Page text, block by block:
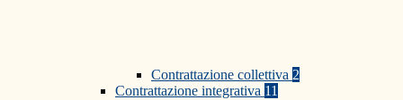
Contrattazione collettiva 2
Contrattazione integrativa 11